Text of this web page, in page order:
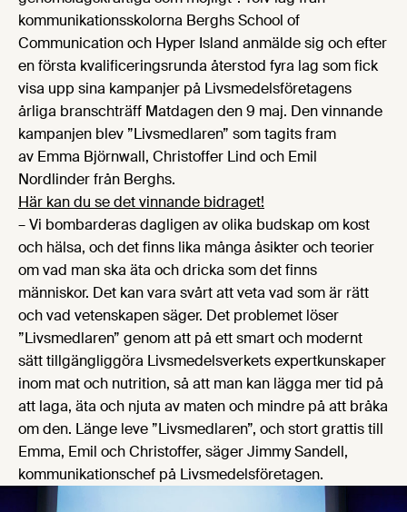
kommunikationsskolorna Berghs School of
Communication och Hyper Island anmälde sig och efter
en första kvalificeringsrunda återstod fyra lag som fick
visa upp sina kampanjer på Livsmedelsföretagens
årliga branschträff Matdagen den 9 maj. Den vinnande
kampanjen blev ”Livsmedlaren” som tagits fram
av Emma Björnwall, Christoffer Lind och Emil
Nordlinder från Berghs.
Här kan du se det vinnande bidraget!
– Vi bombarderas dagligen av olika budskap om kost
och hälsa, och det finns lika många åsikter och teorier
om vad man ska äta och dricka som det finns
människor. Det kan vara svårt att veta vad som är rätt
och vad vetenskapen säger. Det problemet löser
”Livsmedlaren” genom att på ett smart och modernt
sätt tillgängliggöra Livsmedelsverkets expertkunskaper
inom mat och nutrition, så att man kan lägga mer tid på
att laga, äta och njuta av maten och mindre på att bråka
om den. Länge leve ”Livsmedlaren”, och stort grattis till
Emma, Emil och Christoffer, säger Jimmy Sandell,
kommunikationschef på Livsmedelsföretagen.